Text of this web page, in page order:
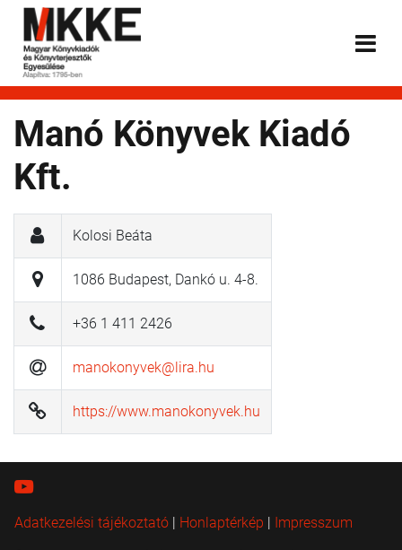
Manó Könyvek Kiadó
Kft.
Kolosi Beáta
1086 Budapest, Dankó u. 4-8.
+36 1 411 2426
manokonyvek@lira.hu
https://www.manokonyvek.hu
Adatkezelési tájékoztató | Honlaptérkép | Impresszum